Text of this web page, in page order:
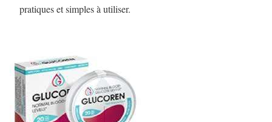
pratiques et simples à utiliser.